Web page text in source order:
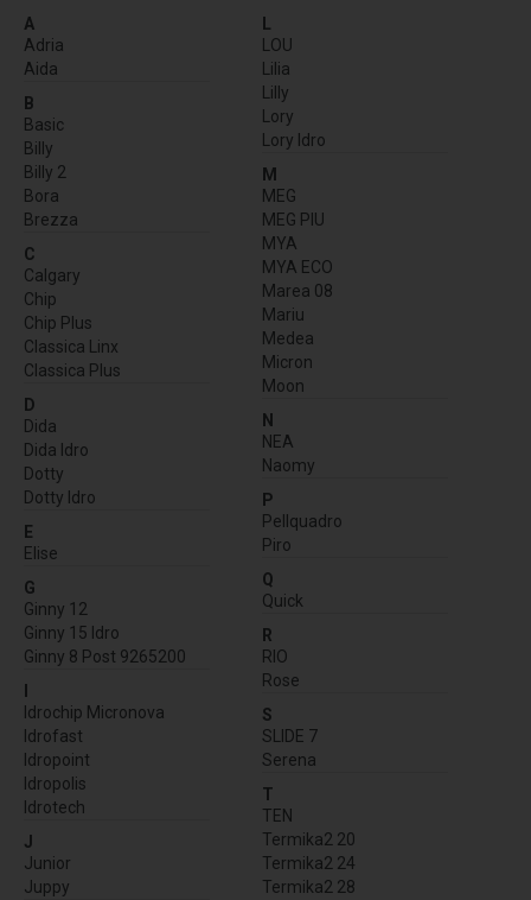
A
Adria
Aida
B
Basic
Billy
Billy 2
Bora
Brezza
C
Calgary
Chip
Chip Plus
Classica Linx
Classica Plus
D
Dida
Dida Idro
Dotty
Dotty Idro
E
Elise
G
Ginny 12
Ginny 15 Idro
Ginny 8 Post 9265200
Idrochip Micronova
Idrofast
Idropoint
Idropolis
Idrotech
J
Junior
Juppy
L
LOU
Lilia
Lilly
Lory
Lory Idro
M
MEG
MEG PIU
MYA
MYA ECO
Marea 08
Mariu
Medea
Micron
Moon
N
NEA
Naomy
P
Pellquadro
Piro
Q
Quick
R
RIO
Rose
S
SLIDE 7
Serena
T
TEN
Termika2 20
Termika2 24
Termika2 28